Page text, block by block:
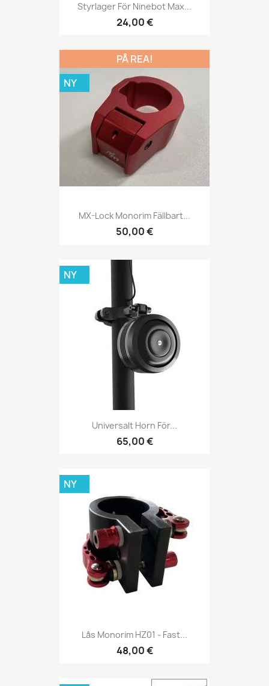
Styrlager För Ninebot Max...
24,00 €
MX-Lock Monorim Fällbart...
50,00 €
PÅ REA!
NY
Universalt Horn För...
65,00 €
NY
Lås Monorim HZ01 - Fast...
48,00 €
NY